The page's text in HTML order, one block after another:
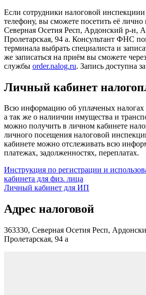
Если сотрудники налоговой
телефону, вы сможете посетить её лично
Северная Осетия Респ, Ардонский р-н,
Пролетарская, 94 а. Консультант ФНС
терминала выбрать специалиста и
же записаться на приём вы сможете
службы order.nalog.ru. Запись доступна
Личный кабинет
Всю информацию об уплаченых налогах
а так же о налиичии имущества и
можно получить в личном кабинете
личного посещения налоговой
кабинете можно отслеживать всю
платежах, задолженностях, переплатах.
Инструкция по регистрации и
кабинета для физ. лица
Личный кабинет для ИП
Адрес налоговой
363330, Северная Осетия Респ,
Пролетарская, 94 а